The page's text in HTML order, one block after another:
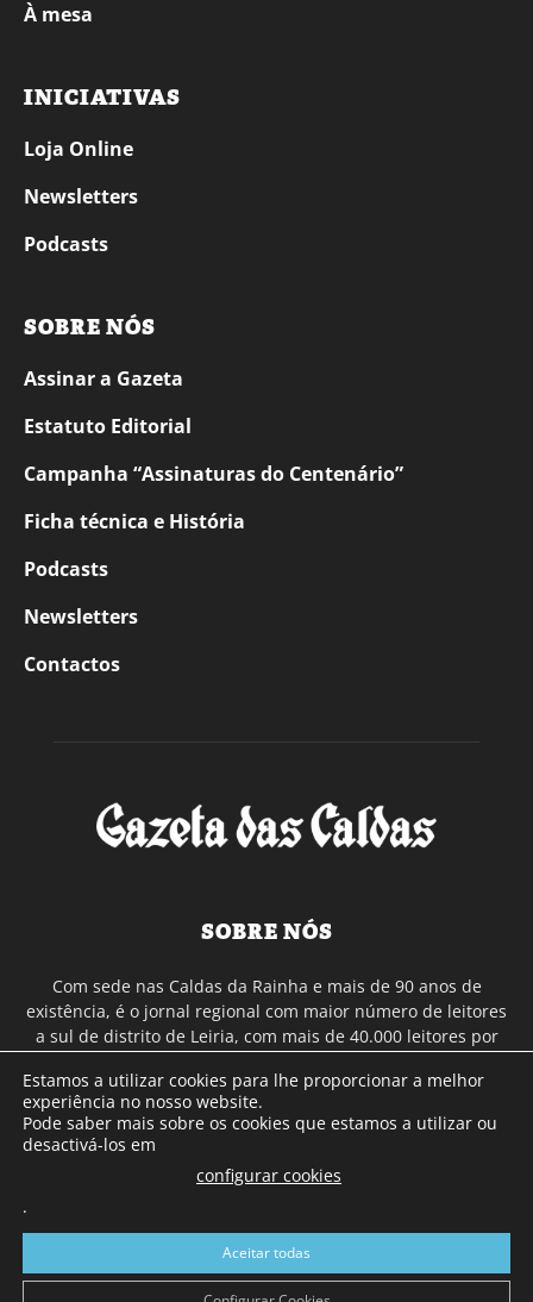
À mesa
INICIATIVAS
Loja Online
Newsletters
Podcasts
SOBRE NÓS
Assinar a Gazeta
Estatuto Editorial
Campanha “Assinaturas do Centenário”
Ficha técnica e História
Podcasts
Newsletters
Contactos
SOBRE NÓS
Com sede nas Caldas da Rainha e mais de 90 anos de
existência, é o jornal regional com maior número de leitores
a sul de distrito de Leiria, com mais de 40.000 leitores por
Continental e assinatura online.
SIGA-NOS
Estamos a utilizar cookies para lhe proporcionar a melhor
experiência no nosso website.
Pode saber mais sobre os cookies que estamos a utilizar ou
desactivá-los em
configurar cookies
.
Aceitar todas